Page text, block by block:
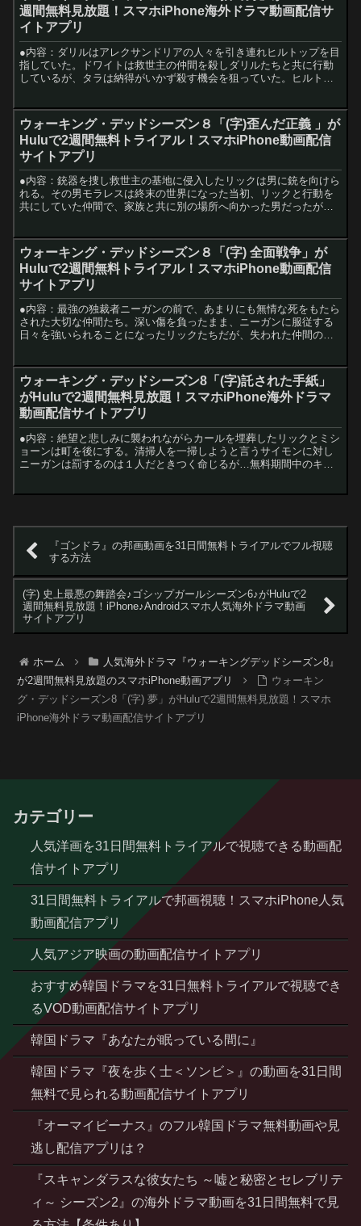
週間無料見放題！スマホiPhone海外ドラマ動画配信サ
イトアプリ
●内容：ダリルはアレクサンドリアの人々を引き連れヒルトップを目
指していた。ドワイトは救世主の仲間を殺しダリルたちと共に行動
しているが、タラは納得がいかず殺す機会を狙っていた。ヒルトッ
ウォーキング・デッドシーズン８「(字)歪んだ正義 」が
Huluで2週間無料トライアル！スマホiPhone動画配信
サイトアプリ
●内容：銃器を捜し救世主の基地に侵入したリックは男に銃を向けら
れる。その男モラレスは終末の世界になった当初、リックと行動を
共にしていた仲間で、家族と共に別の場所へ向かった男だったが、
ウォーキング・デッドシーズン８「(字) 全面戦争」が
Huluで2週間無料トライアル！スマホiPhone動画配信
サイトアプリ
●内容：最強の独裁者ニーガンの前で、あまりにも無情な死をもたら
された大切な仲間たち。深い傷を負ったまま、ニーガンに服従する
日々を強いられることになったリックたちだが、失われた仲間の命
ウォーキング・デッドシーズン8「(字)託された手紙」
がHuluで2週間無料見放題！スマホiPhone海外ドラマ
動画配信サイトアプリ
●内容：絶望と悲しみに襲われながらカールを埋葬したリックとミシ
ョーンは町を後にする。清掃人を一掃しようと言うサイモンに対し
ニーガンは罰するのは１人だときつく命じるが…無料期間中のキャ
『ゴンドラ』の邦画動画を31日間無料トライアルでフル視聴
する方法
(字) 史上最悪の舞踏会♪ゴシップガールシーズン6♪がHuluで2
週間無料見放題！iPhone♪Androidスマホ人気海外ドラマ動画
サイトアプリ
ホーム
人気海外ドラマ『ウォーキングデッドシーズン8』
が2週間無料見放題のスマホiPhone動画アプリ
ウォーキン
グ・デッドシーズン8「(字) 夢」がHuluで2週間無料見放題！スマホ
iPhone海外ドラマ動画配信サイトアプリ
カテゴリー
人気洋画を31日間無料トライアルで視聴できる動画配
信サイトアプリ
31日間無料トライアルで邦画視聴！スマホiPhone人気
動画配信アプリ
人気アジア映画の動画配信サイトアプリ
おすすめ韓国ドラマを31日無料トライアルで視聴でき
るVOD動画配信サイトアプリ
韓国ドラマ『あなたが眠っている間に』
韓国ドラマ『夜を歩く士＜ソンビ＞』の動画を31日間
無料で見られる動画配信サイトアプリ
『オーマイビーナス』のフル韓国ドラマ無料動画や見
逃し配信アプリは？
『スキャンダラスな彼女たち ～嘘と秘密とセレブリテ
ィ～ シーズン2』の海外ドラマ動画を31日間無料で見